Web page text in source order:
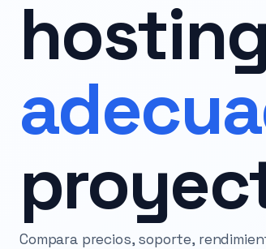
hosting
Compara precios, soporte,